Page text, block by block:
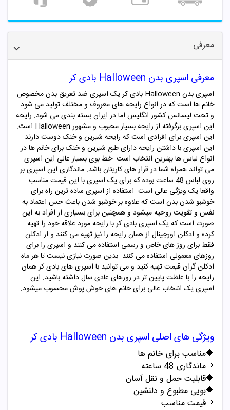
معرفی
معرفی اسپری بدن Halloween بادی کر
اسپری بدن Halloween بادی کر یک اسپری ضد تعریق بدن مخصوص
خانم ها است که در انواع رایحه های معروف و مختلف تولید می شود
و تحت لیسانس کشور انگلیس اما در ایران بسته بندی می شود. رایحه
این اسپری برگرفته از رایحه بسیار محبوب و مشهور Halloween
است.
این اسپری برای افرادی است که رایحه شیرین و خنک دوست دارند.
این اسپری با داشتن رایحهدارای طبع شیرین و خنکبرای خانم ها در
انواع لباس ها بهترین انتخاب است. خط بوی بسیار عالی این اسپری
می تواند همراه شما در قرار های کاریتان باشد. ماندگاری این اسپری بر
روی لباس 48 ساعت بوده که برای یک اسپری با این قیمت مناسب
واقعا یک ویژگی عالی است. استفاده از اسپری ساده ترین راه برای
خوشبو شدن بدن است که علاوه بر خوشبو شدن باعث حس اعتماد به
نفس و تقویت روحیه میشود و همچنین برای بسیاری از افراد به این
صورت است که یک اسپری بادی کر با رایحه مورد علاقه خود را تهیه
کرده و ادکلن اورجینال از همان رایحه را نیز تهیه می کنند و از ادکلن
فقط برای روز های خاص و رسمی استفاده می کنند و اسپری را برای
روزهای معمولی استفاده می کنند. بدین صورت نیازی نیست تا هر ماه
ادکلن گران قیمت تهیه کنید و می توانید با اسپری های بادی کر همان
رایحه را با غلظت پایین تر در روزهای عادی سال داشته باشید. این
اسپری یک انتخاب عالی برای خانم های خوش پوش محسوب میشود.
ویژگی های اصلی اسپری بدن Halloween بادی کر
🔷مناسب برای خانم ها
🔷ماندگاری 48 ساعته
🔷قابلیت حمل و نقل آسان
🔷بویی مطبوع و دلنشین
🔷قیمت مناسب